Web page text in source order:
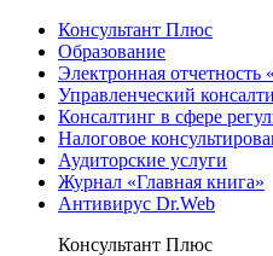
Консультант Плюс
Образование
Электронная
Управленческий
Консалтинг в сфере
Налоговое
Аудиторские услуги
Журнал «Главная книга»
Антивирус Dr.Web
Консультант Плюс